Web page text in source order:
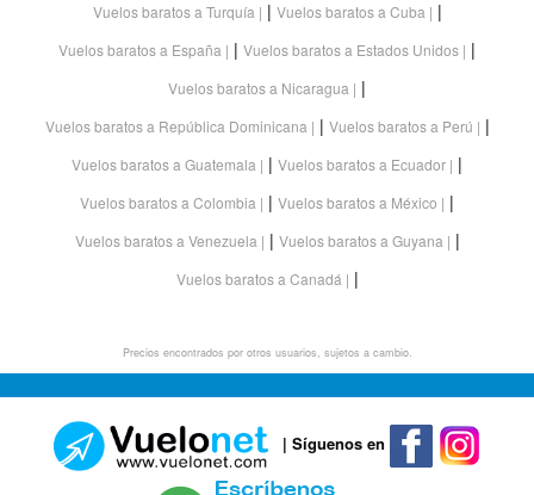
Vuelos baratos a Turquía | Vuelos baratos a Cuba |
Vuelos baratos a España | Vuelos baratos a Estados Unidos |
Vuelos baratos a Nicaragua |
Vuelos baratos a República Dominicana | Vuelos baratos a Perú |
Vuelos baratos a Guatemala | Vuelos baratos a Ecuador |
Vuelos baratos a Colombia | Vuelos baratos a México |
Vuelos baratos a Venezuela | Vuelos baratos a Guyana |
Vuelos baratos a Canadá |
Precios encontrados por otros usuarios, sujetos a cambio.
| Síguenos en